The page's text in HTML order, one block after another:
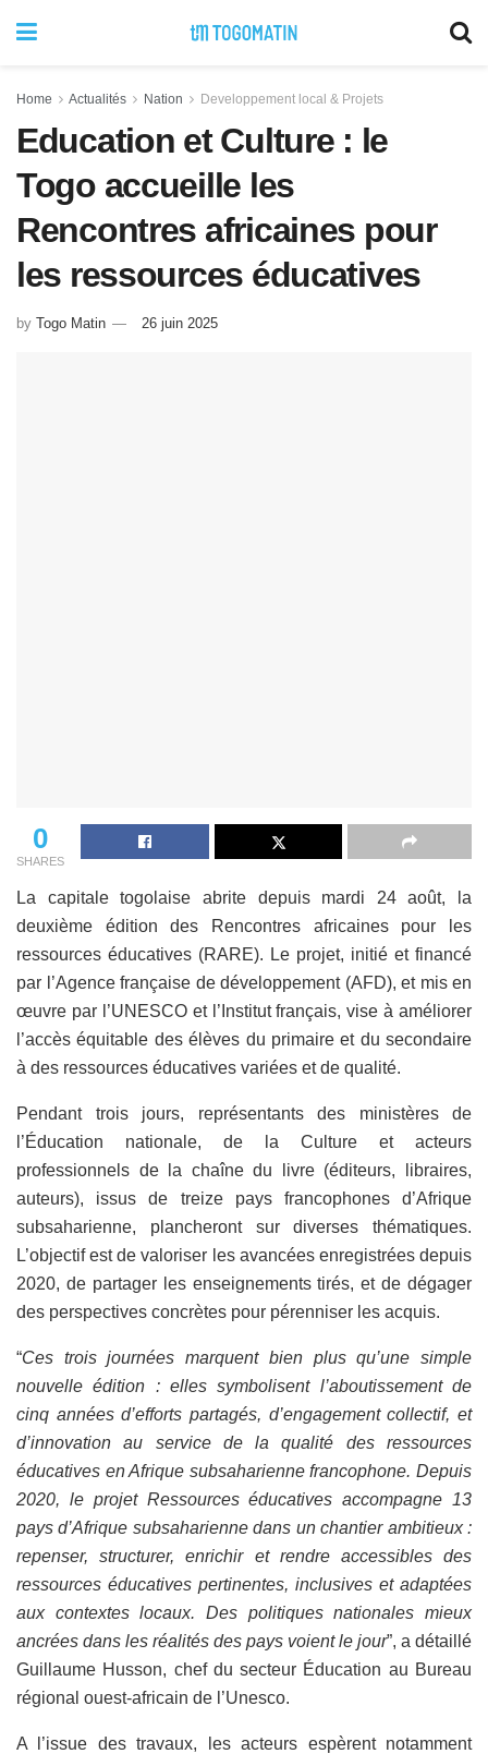
Home Actualités Nation Developpement local & Projets
Education et Culture : le
Togo accueille les
Rencontres africaines pour
les ressources éducatives
by Togo Matin 26 juin 2025
0
SHARES
La capitale togolaise abrite depuis mardi 24 août, la
deuxième édition des Rencontres africaines pour les
ressources éducatives (RARE). Le projet, initié et financé
par l’Agence française de développement (AFD), et mis en
œuvre par l’UNESCO et l’Institut français, vise à améliorer
l’accès équitable des élèves du primaire et du secondaire
à des ressources éducatives variées et de qualité.
Pendant trois jours, représentants des ministères de
l’Éducation nationale, de la Culture et acteurs
professionnels de la chaîne du livre (éditeurs, libraires,
auteurs), issus de treize pays francophones d’Afrique
subsaharienne, plancheront sur diverses thématiques.
L’objectif est de valoriser les avancées enregistrées depuis
2020, de partager les enseignements tirés, et de dégager
des perspectives concrètes pour pérenniser les acquis.
“Ces trois journées marquent bien plus qu’une simple
nouvelle édition : elles symbolisent l’aboutissement de
cinq années d’efforts partagés, d’engagement collectif, et
d’innovation au service de la qualité des ressources
éducatives en Afrique subsaharienne francophone. Depuis
2020, le projet Ressources éducatives accompagne 13
pays d’Afrique subsaharienne dans un chantier ambitieux :
repenser, structurer, enrichir et rendre accessibles des
ressources éducatives pertinentes, inclusives et adaptées
aux contextes locaux. Des politiques nationales mieux
ancrées dans les réalités des pays voient le jour”, a détaillé
Guillaume Husson, chef du secteur Éducation au Bureau
régional ouest-africain de l’Unesco.
A l’issue des travaux, les acteurs espèrent notamment